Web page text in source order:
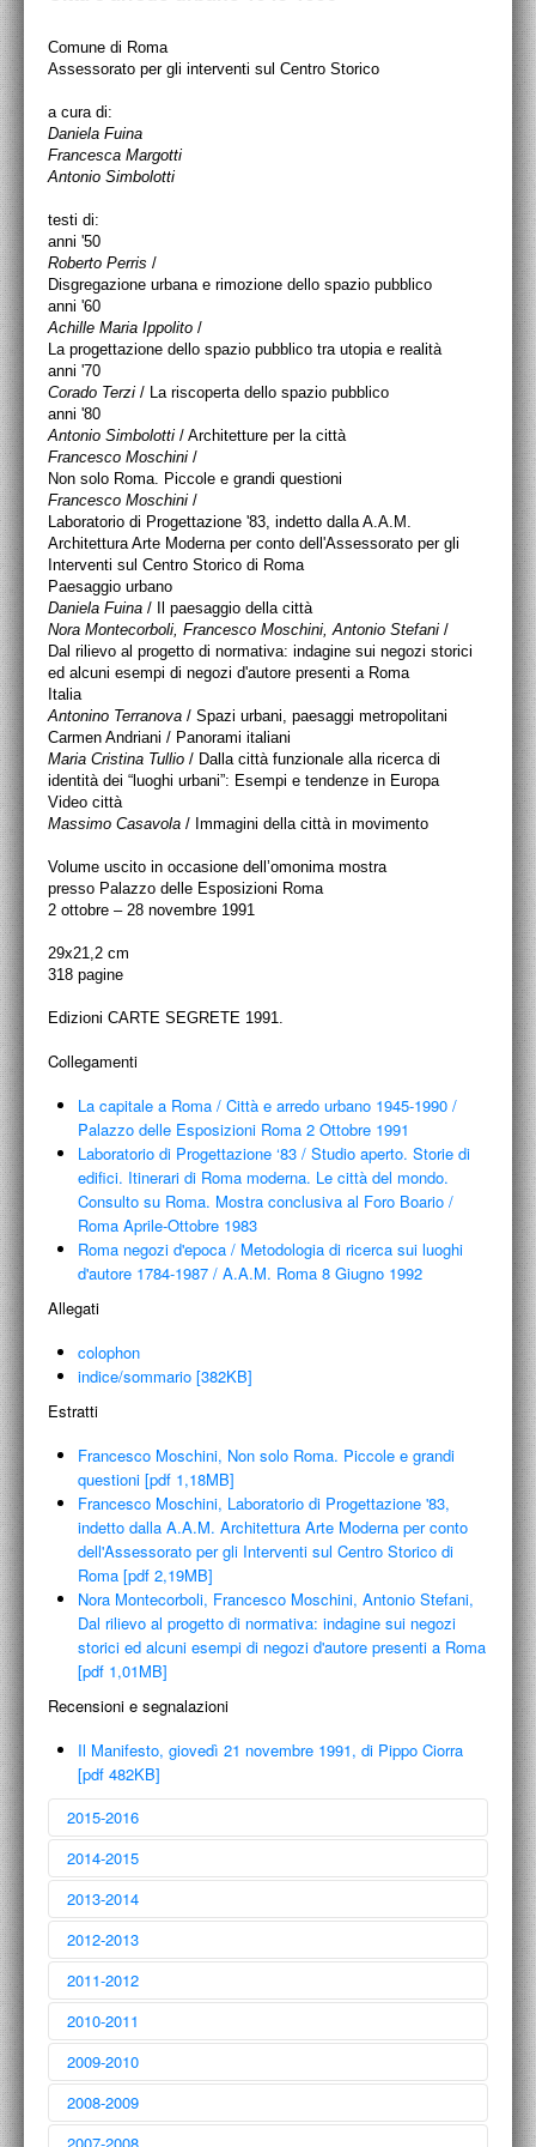
PROGETTI CULTURALI
PROGETTO T.E.S.I.
Comune di Roma
Assessorato per gli interventi sul Centro Storico
a cura di:
Daniela Fuina
Francesca Margotti
Antonio Simbolotti
testi di:
anni '50
Roberto Perris /
Disgregazione urbana e rimozione dello spazio pubblico
anni '60
Achille Maria Ippolito /
La progettazione dello spazio pubblico tra utopia e realità
anni '70
Corado Terzi / La riscoperta dello spazio pubblico
anni '80
Antonio Simbolotti / Architetture per la città
Francesco Moschini /
Non solo Roma. Piccole e grandi questioni
Francesco Moschini /
Laboratorio di Progettazione '83, indetto dalla A.A.M.
Architettura Arte Moderna per conto dell'Assessorato per gli
Interventi sul Centro Storico di Roma
Paesaggio urbano
Daniela Fuina / Il paesaggio della città
Nora Montecorboli, Francesco Moschini, Antonio Stefani /
Dal rilievo al progetto di normativa: indagine sui negozi storici
ed alcuni esempi di negozi d'autore presenti a Roma
Italia
Antonino Terranova / Spazi urbani, paesaggi metropolitani
Carmen Andriani / Panorami italiani
Maria Cristina Tullio / Dalla città funzionale alla ricerca di
identità dei “luoghi urbani”: Esempi e tendenze in Europa
Video città
Massimo Casavola / Immagini della città in movimento
Volume uscito in occasione dell’omonima mostra
presso Palazzo delle Esposizioni Roma
2 ottobre – 28 novembre 1991
29x21,2 cm
318 pagine
Edizioni CARTE SEGRETE 1991.
Collegamenti
La capitale a Roma / Città e arredo urbano 1945-1990 /
Palazzo delle Esposizioni Roma 2 Ottobre 1991
Laboratorio di Progettazione ‘83 / Studio aperto. Storie di
edifici. Itinerari di Roma moderna. Le città del mondo.
Consulto su Roma. Mostra conclusiva al Foro Boario /
Roma Aprile-Ottobre 1983
Roma negozi d'epoca / Metodologia di ricerca sui luoghi
d'autore 1784-1987 / A.A.M. Roma 8 Giugno 1992
Allegati
colophon
indice/sommario [382KB]
Estratti
Francesco Moschini, Non solo Roma. Piccole e grandi
questioni [pdf 1,18MB]
Francesco Moschini, Laboratorio di Progettazione '83,
indetto dalla A.A.M. Architettura Arte Moderna per conto
dell'Assessorato per gli Interventi sul Centro Storico di
Roma [pdf 2,19MB]
Nora Montecorboli, Francesco Moschini, Antonio Stefani,
Dal rilievo al progetto di normativa: indagine sui negozi
storici ed alcuni esempi di negozi d'autore presenti a Roma
[pdf 1,01MB]
Recensioni e segnalazioni
Il Manifesto, giovedì 21 novembre 1991, di Pippo Ciorra
[pdf 482KB]
2015-2016
Comunità Italia
Architettura / Città / Paesaggio 1945-2000
Silvana Editoriale | La Triennale / 2015
2014-2015
Gabriele Basilico
Milano
Contrasto / 2015
2013-2014
La festa delle arti
Scritti in onore di Marcello Fagiolo per cinquant'anni di studi
Gangemi Editore / 2014
2012-2013
Luciana Rattazzi
Opere
2011-2012
2010-2011
2009-2010
2008-2009